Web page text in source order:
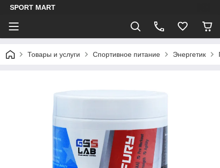
SPORT MART
Товары и услуги Спортивное питание Энергетик